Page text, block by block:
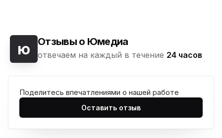
ю Отзывы о Юмедиа
отвечаем на каждый в течение 24 часов
Поделитесь впечатлениями о нашей работе
Оставить отзыв